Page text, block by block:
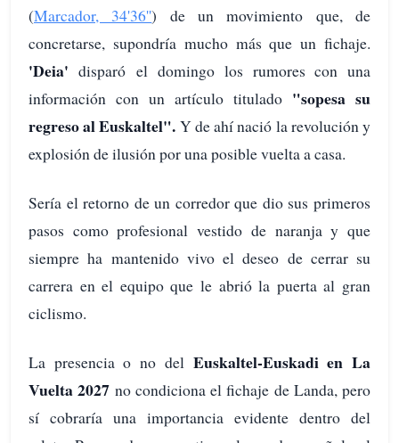
(Marcador, 34'36'') de un movimiento que, de
concretarse, supondría mucho más que un fichaje.
'Deia' disparó el domingo los rumores con una
información con un artículo titulado "sopesa su
regreso al Euskaltel". Y de ahí nació la revolución y
explosión de ilusión por una posible vuelta a casa.
Sería el retorno de un corredor que dio sus primeros
pasos como profesional vestido de naranja y que
siempre ha mantenido vivo el deseo de cerrar su
carrera en el equipo que le abrió la puerta al gran
ciclismo.
La presencia o no del Euskaltel-Euskadi en La
Vuelta 2027 no condiciona el fichaje de Landa, pero
sí cobraría una importancia evidente dentro del